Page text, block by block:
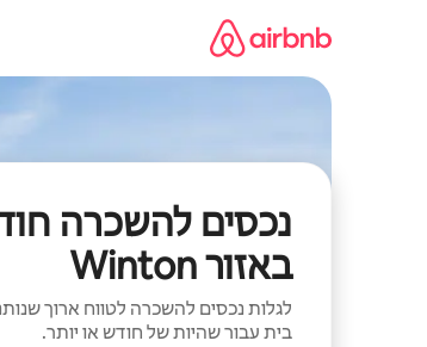
נכסים להשכרה
באזור Winton
לגלות נכסים להשכרה לטווח ארוך
בית עבור שהיות של חודש או יותר.